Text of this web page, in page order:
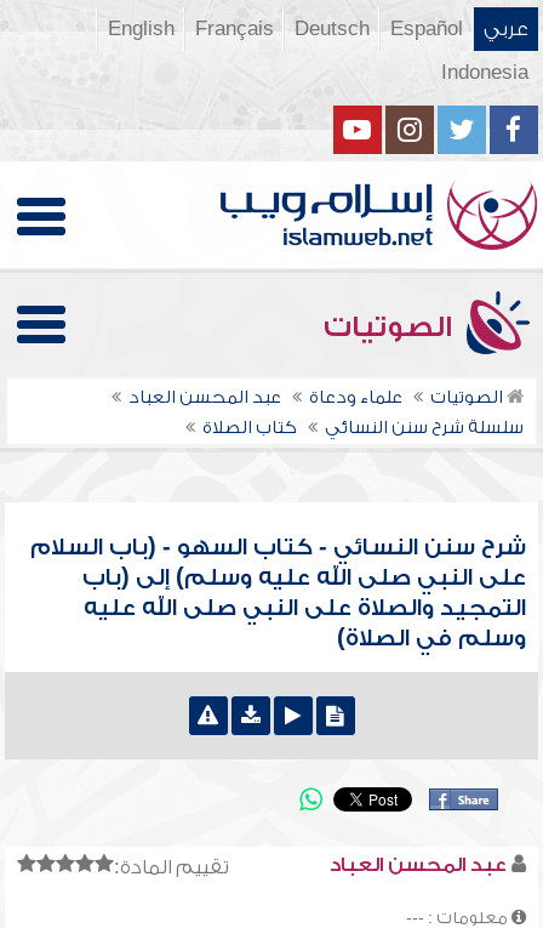
عربي Español
Deutsch
Français
English
Indonesia
الصوتيات
الصوتيات علماء ودعاة
عبد المحسن العباد
سلسلة شرح سنن النسائي
كتاب الصلاة
شرح سنن النسائي - كتاب السهو - (باب السلام
على النبي صلى الله عليه وسلم) إلى (باب
التمجيد والصلاة على النبي صلى الله عليه
وسلم في الصلاة)
تقييم المادة: عبد المحسن العباد
معلومات : ---